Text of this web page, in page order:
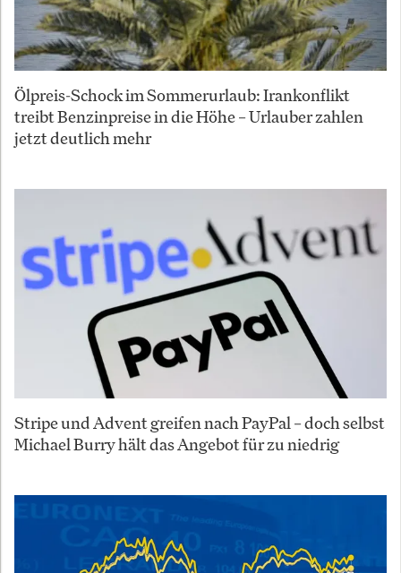
Ölpreis-Schock im Sommerurlaub: Irankonflikt
treibt Benzinpreise in die Höhe – Urlauber zahlen
jetzt deutlich mehr
Stripe und Advent greifen nach PayPal – doch selbst
Michael Burry hält das Angebot für zu niedrig